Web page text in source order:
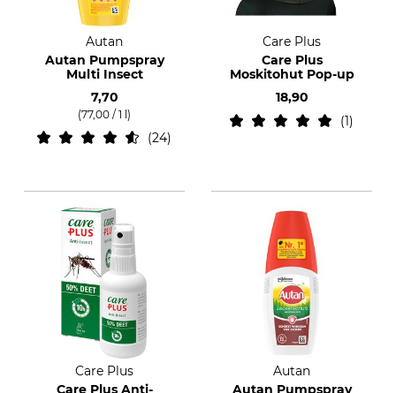
Autan
Autan Pumpspray
Multi Insect
7,70
(77,00 / 1 l)
24
Care Plus
Care Plus
Moskitohut Pop-up
18,90
1
Care Plus
Care Plus Anti-
Autan
Autan Pumpspray